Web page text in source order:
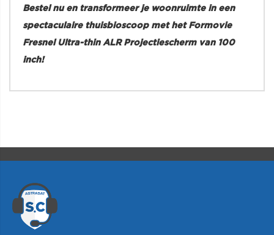
Bestel nu en transformeer je woonruimte in een
spectaculaire thuisbioscoop met het Formovie
Fresnel Ultra-thin ALR Projectiescherm van 100
inch!